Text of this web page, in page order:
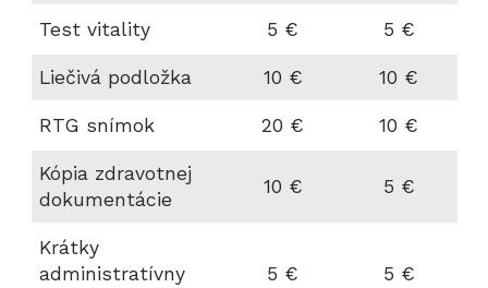
Test vitality 5 € 5 €
Liečivá podložka 10 € 10 €
RTG snímok 20 € 10 €
Kópia zdravotnej
dokumentácie
10 € 5 €
Krátky
administratívny
5 € 5 €